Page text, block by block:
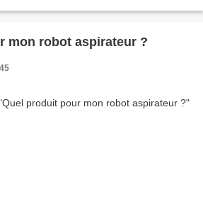
mon robot aspirateur ?